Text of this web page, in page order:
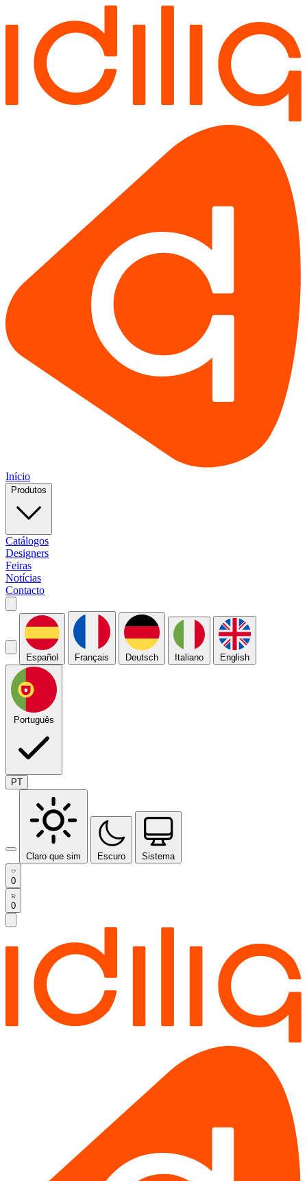
Início
Produtos
Catálogos
Designers
Feiras
Notícias
Contacto
Español Français Deutsch Italiano English
Português
PT
Claro que sim Escuro Sistema
0
0